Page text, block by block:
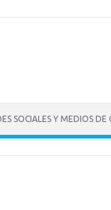
SOCIALES Y MEDIOS